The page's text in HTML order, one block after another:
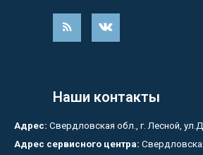
Наши контакты
Адрес: Свердловская обл., г. Лесной,
Адрес сервисного центра: